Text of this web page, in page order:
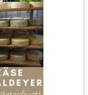
direkt zu
Lieferart
das
Porto (DHL)